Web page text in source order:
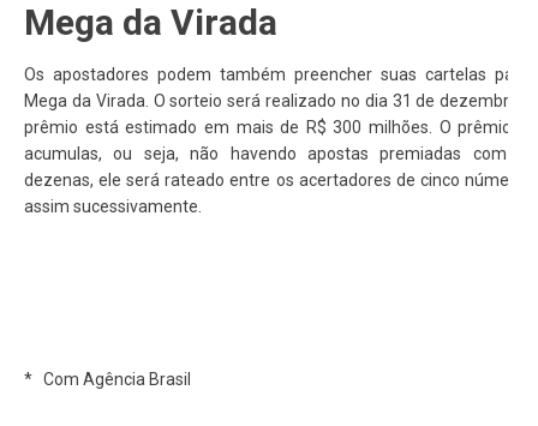
Mega da Virada
Os apostadores podem também preencher suas cartelas para
Mega da Virada. O sorteio será realizado no dia 31 de dezembro e
prêmio está estimado em mais de R$ 300 milhões. O prêmio
acumulas, ou seja, não havendo apostas premiadas com
dezenas, ele será rateado entre os acertadores de cinco números
assim sucessivamente.
* Com Agência Brasil